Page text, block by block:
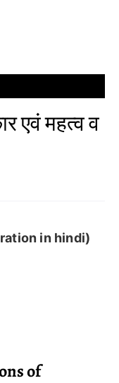
एवं महत्व व
in hindi)
of